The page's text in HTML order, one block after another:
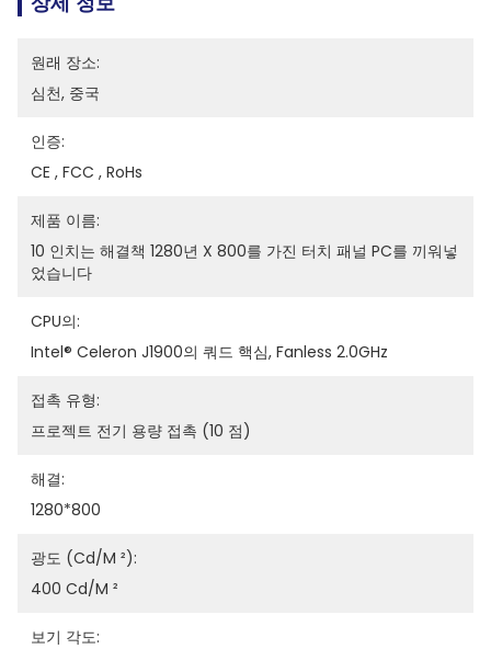
원래 장소:
심천, 중국
인증:
CE , FCC , RoHs
제품 이름:
10 인치는 해결책 1280년 X 800를 가진 터치 패널 PC를 끼워넣
었습니다
CPU의:
Intel® Celeron J1900의 쿼드 핵심, Fanless 2.0GHz
접촉 유형:
프로젝트 전기 용량 접촉 (10 점)
해결:
1280*800
광도 (cd/m ²):
400 Cd/m ²
보기 각도: